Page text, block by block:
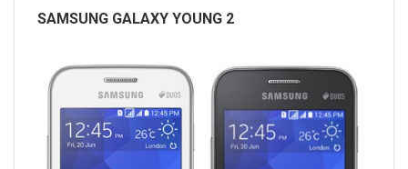
SAMSUNG GALAXY YOUNG 2